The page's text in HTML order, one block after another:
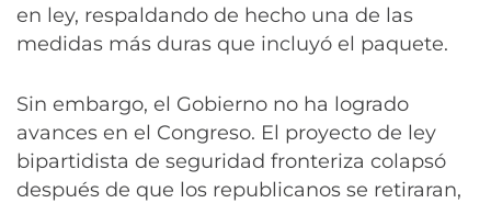
en ley, respaldando de hecho una de las
medidas más duras que incluyó el paquete.
Sin embargo, el Gobierno no ha logrado
avances en el Congreso. El proyecto de ley
bipartidista de seguridad fronteriza colapsó
después de que los republicanos se retiraran,